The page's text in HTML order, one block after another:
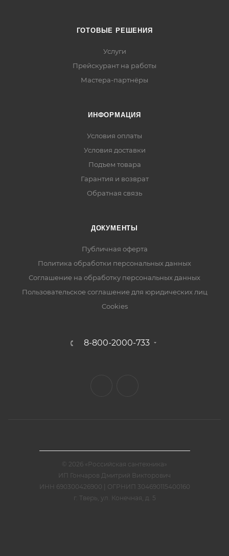
ГОТОВЫЕ РЕШЕНИЯ
Услуги
Прейскурант на работы
Мастера-партнёры
ИНФОРМАЦИЯ
Условия оплаты
Условия доставки
Подъем товара
Гарантия и возврат
Обратная связь
ДОКУМЕНТЫ
Публичная оферта
Политика обработки персональных данных
Соглашение на обработку персональных данных
Пользовательское соглашение для юридических лиц
Cookies
8-800-2000-733
© 2026 «Российская сантехника»
ИП Гончаров Дмитрий Викторович
ИНН 690300426900 | ОГРНИП 304690115400160
г. Тверь, ул. Конечная, д. 5